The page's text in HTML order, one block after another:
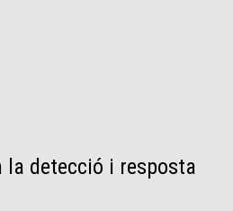
detecció i resposta